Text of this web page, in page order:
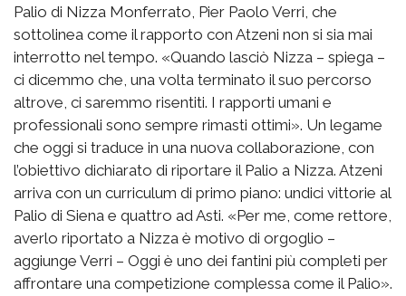
Palio di Nizza Monferrato, Pier Paolo Verri, che
sottolinea come il rapporto con Atzeni non si sia mai
interrotto nel tempo. «Quando lasciò Nizza – spiega –
ci dicemmo che, una volta terminato il suo percorso
altrove, ci saremmo risentiti. I rapporti umani e
professionali sono sempre rimasti ottimi». Un legame
che oggi si traduce in una nuova collaborazione, con
l’obiettivo dichiarato di riportare il Palio a Nizza. Atzeni
arriva con un curriculum di primo piano: undici vittorie al
Palio di Siena e quattro ad Asti. «Per me, come rettore,
averlo riportato a Nizza è motivo di orgoglio –
aggiunge Verri – Oggi è uno dei fantini più completi per
affrontare una competizione complessa come il Palio».